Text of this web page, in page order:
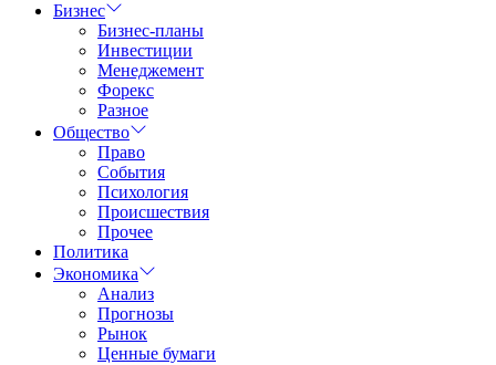
Бизнес
Бизнес-планы
Инвестиции
Менеджемент
Форекс
Разное
Общество
Право
События
Психология
Происшествия
Прочее
Политика
Экономика
Анализ
Прогнозы
Рынок
Ценные бумаги